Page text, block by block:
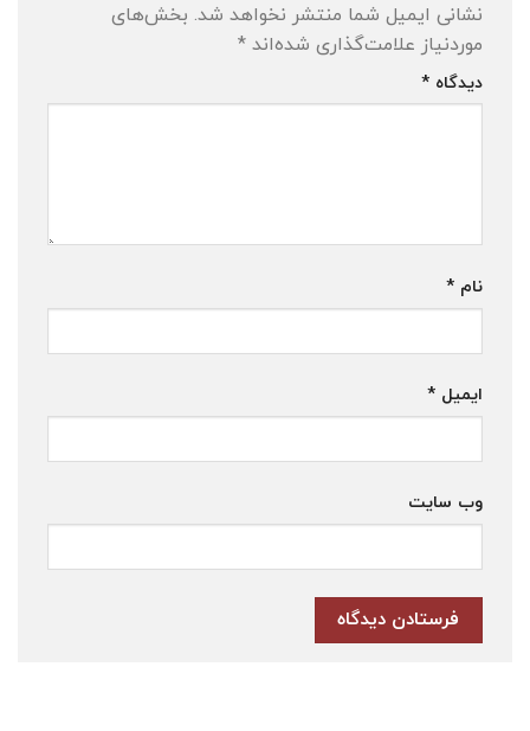
نشانی ایمیل شما منتشر نخواهد شد. بخش‌های
موردنیاز علامت‌گذاری شده‌اند *
دیدگاه *
نام *
ایمیل *
وب‌ سایت